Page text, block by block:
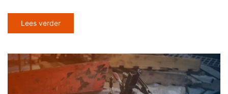
Lees verder